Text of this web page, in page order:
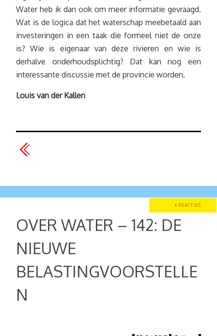
Water heb ik dan ook om meer informatie gevraagd.
Wat is de logica dat het waterschap meebetaald aan
investeringen in een taak die formeel niet de onze
is? Wie is eigenaar van deze rivieren en wie is
derhalve onderhoudsplichtig? Dat kan nog een
interessante discussie met de provincie worden.
Louis van der Kallen
6 REACTIES
OVER WATER – 142: DE
NIEUWE
BELASTINGVOORSTELLE
N